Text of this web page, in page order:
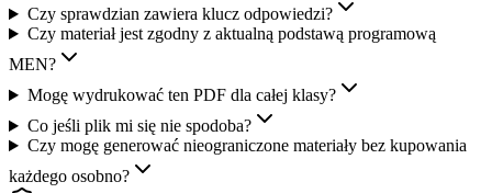
Czy sprawdzian zawiera klucz odpowiedzi?
Czy materiał jest zgodny z aktualną podstawą programową
MEN?
Mogę wydrukować ten PDF dla całej klasy?
Co jeśli plik mi się nie spodoba?
Czy mogę generować nieograniczone materiały bez kupowania
każdego osobno?